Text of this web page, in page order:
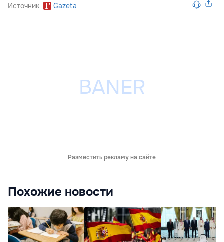
Источник Gazeta
Разместить рекламу на сайте
Похожие новости